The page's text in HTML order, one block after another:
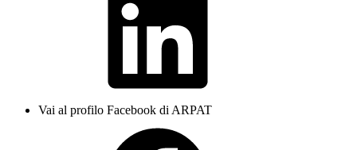
Vai al profilo Facebook di ARPAT